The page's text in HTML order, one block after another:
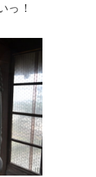
っ！